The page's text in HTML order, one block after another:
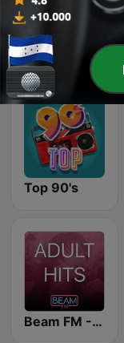
TikTok Hits
Top 90's
Beam FM - Adult Hits